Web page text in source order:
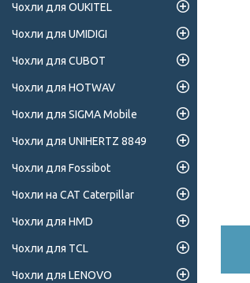
Чохли для OUKITEL
Чохли для UMIDIGI
Чохли для CUBOT
Чохли для HOTWAV
Чохли для SIGMA Mobile
Чохли для UNIHERTZ 8849
Чохли для Fossibot
Чохли на CAT Caterpillar
Чохли для HMD
Чохли для TCL
Чохли для LENOVO